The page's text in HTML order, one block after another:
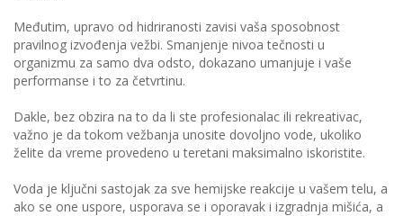
Međutim, upravo od hidriranosti zavisi vaša sposobnost
pravilnog izvođenja vežbi. Smanjenje nivoa tečnosti u
organizmu za samo dva odsto, dokazano umanjuje i vaše
performanse i to za četvrtinu.
Dakle, bez obzira na to da li ste profesionalac ili rekreativac,
važno je da tokom vežbanja unosite dovoljno vode, ukoliko
želite da vreme provedeno u teretani maksimalno iskoristite.
Voda je ključni sastojak za sve hemijske reakcije u vašem telu, a
ako se one uspore, usporava se i oporavak i izgradnja mišića, a